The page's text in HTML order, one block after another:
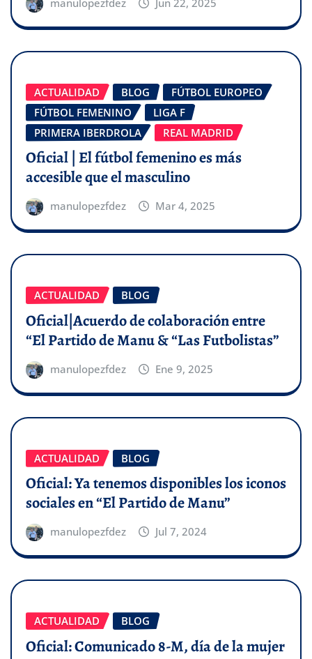
ACTUALIDAD BLOG
FÚTBOL EUROPEO
FÚTBOL FEMENINO
LIGA F
PRIMERA IBERDROLA
REAL MADRID
Oficial | El fútbol femenino es más
accesible que el masculino
manulopezfdez Mar 4, 2025
ACTUALIDAD BLOG
Oficial|Acuerdo de colaboración entre
“El Partido de Manu & “Las Futbolistas”
manulopezfdez Ene 9, 2025
ACTUALIDAD BLOG
Oficial: Ya tenemos disponibles los iconos
sociales en “El Partido de Manu”
manulopezfdez Jul 7, 2024
ACTUALIDAD BLOG
Oficial: Comunicado 8-M, día de la mujer